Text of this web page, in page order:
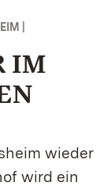
|
IM
wieder
wird ein